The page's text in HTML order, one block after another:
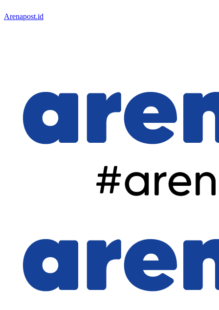
Arenapost.id